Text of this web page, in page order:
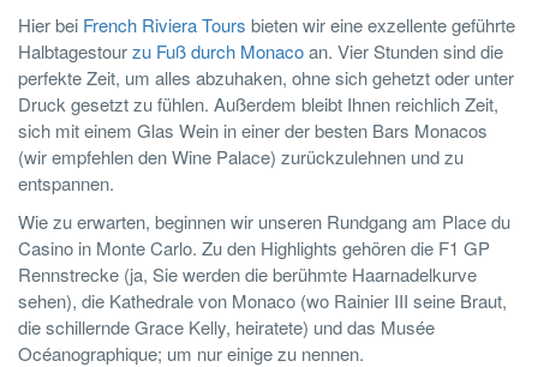
Hier bei French Riviera Tours bieten wir eine exzellente geführte
Halbtagestourzu Fuß durch Monacoan. Vier Stunden sind die
perfekte Zeit, um alles abzuhaken, ohne sich gehetzt oder unter
Druck gesetzt zu fühlen. Außerdem bleibt Ihnen reichlich Zeit,
sich mit einem Glas Wein in einer der besten Bars Monacos
(wir empfehlen den Wine Palace) zurückzulehnen und zu
entspannen.
Wie zu erwarten, beginnen wir unseren Rundgang am Place du
Casino in Monte Carlo. Zu den Highlights gehören die F1 GP
Rennstrecke (ja, Sie werden die berühmte Haarnadelkurve
sehen), die Kathedrale von Monaco (wo Rainier III seine Braut,
die schillernde Grace Kelly, heiratete) und das Musée
Océanographique; um nur einige zu nennen.